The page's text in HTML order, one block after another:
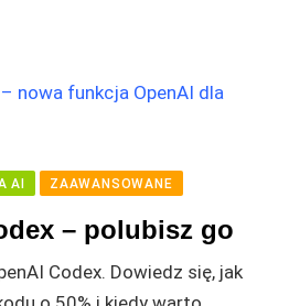
AI ZAAWANSOWANE
– polubisz go
Codex. Dowiedz się, jak